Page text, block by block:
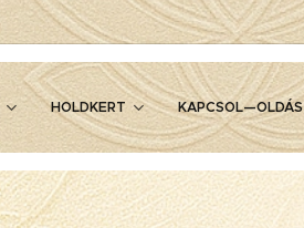
HOLDKERT KAPCSOL—OLDÁS